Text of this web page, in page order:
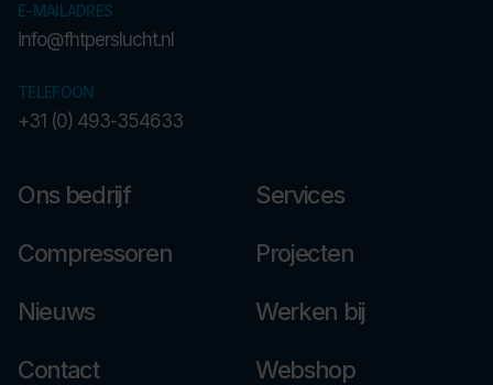
E-MAILADRES
info@fhtperslucht.nl
TELEFOON
+31 (0) 493-354633
Ons bedrijf Services
Compressoren Projecten
Nieuws Werken bij
Contact Webshop